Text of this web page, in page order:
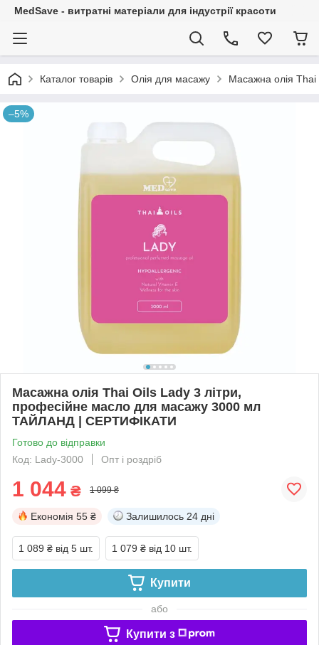
MedSave - витратні матеріали для індустрії красоти
Каталог товарів Олія для масажу Масажна олія
–5%
Масажна олія Thai Oils Lady 3 літри,
професійне масло для масажу 3000 мл
ТАЙЛАНД | СЕРТИФІКАТИ
Готово до відправки
Код: Lady-3000
Опт і роздріб
1 044 ₴ 1 099 ₴
Економія 55 ₴ Залишилось 24 дні
1 089 ₴ від 5 шт. 1 079 ₴ від 10 шт.
Купити
або
Купити з